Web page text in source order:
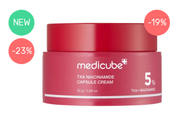
NEW
-23%
-19%